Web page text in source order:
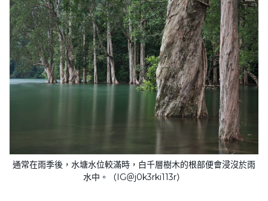
通常在雨季後，水塘水位較滿時，白千層樹木的根部便會浸沒於雨
水中。（IG＠j0k3rki113r）